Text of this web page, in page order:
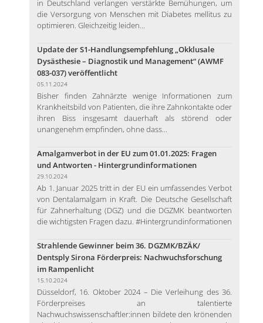
in Deutschland verlangen verstärkte Bemühungen, um
die Versorgung von Menschen mit Diabetes mellitus zu
optimieren. Gleichzeitig leiden...
Update der S1-Handlungsempfehlung „Okklusale
Dysästhesie – Diagnostik und Management“ (AWMF
083-037) veröffentlicht
05.11.2024
Bisher finden Zahnärzte wenige Informationen zum
Krankheitsbild von Patienten, die ihre Zahnkontakte oder
ihren Biss insgesamt dauerhaft als störend oder
unangenehm empfinden, ohne dass...
Amalgamverbot in der EU zum 01.01.2025: Fragen
und Antworten - Hintergrundinformationen
29.10.2024
Ab 1. Januar 2025 tritt in der EU ein umfassendes Verbot
von Dentalamalgam in Kraft. Die Deutsche Gesellschaft
für Zahnerhaltung (DGZ) und die DGZMK beantworten
die wichtigsten Fragen dazu. #Hintergrundinformationen
Strahlende Gewinner beim 36. DGZMK/BZÄK/
Dentsply Sirona Förderpreis: Nachwuchsforschung
im Rampenlicht
15.10.2024
Düsseldorf, 16. Oktober 2024 – Die Verleihung des 36.
Förderpreises an talentierte
Nachwuchswissenschaftler:innen bildete den krönenden